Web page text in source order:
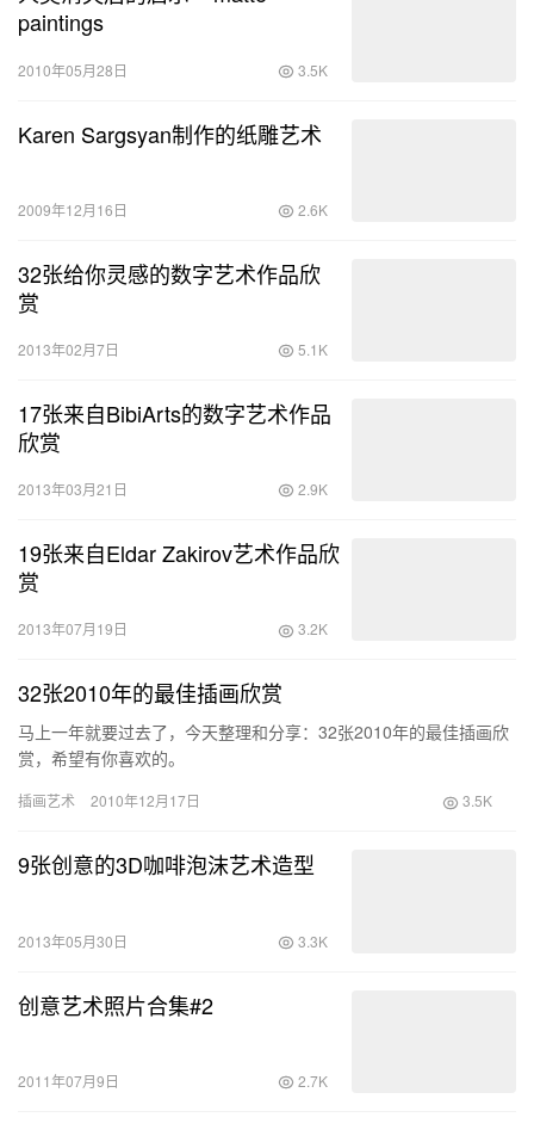
paintings
2010年05月28日 3.5K
Karen Sargsyan制作的纸雕艺术
2009年12月16日 2.6K
32张给你灵感的数字艺术作品欣
赏
2013年02月7日 5.1K
17张来自BibiArts的数字艺术作品
欣赏
2013年03月21日 2.9K
19张来自Eldar Zakirov艺术作品欣
赏
2013年07月19日 3.2K
32张2010年的最佳插画欣赏
马上一年就要过去了，今天整理和分享：32张2010年的最佳插画欣
赏，希望有你喜欢的。
插画艺术 2010年12月17日 3.5K
9张创意的3D咖啡泡沫艺术造型
2013年05月30日 3.3K
创意艺术照片合集#2
2011年07月9日 2.7K